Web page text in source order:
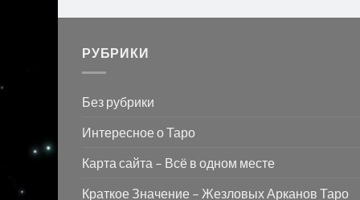
РУБРИКИ
Без рубрики
Интересное о Таро
Карта сайта – Всё в одном месте
Краткое Значение – Жезловых Арканов Таро